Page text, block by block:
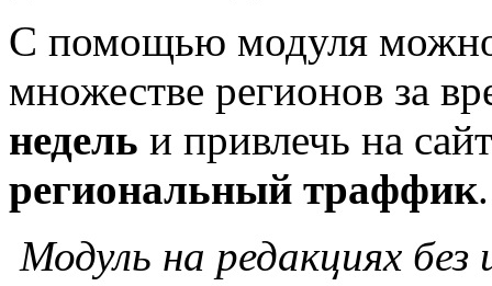
С помощью модуля можно
множестве регионов за
недель и привлечь на
региональный траффик.
Модуль на редакциях